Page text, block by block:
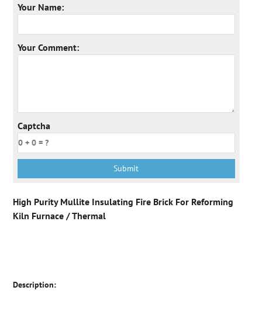
Your Name:
Your Comment:
Captcha
High Purity Mullite Insulating Fire Brick For Reforming
Kiln Furnace / Thermal
Description: